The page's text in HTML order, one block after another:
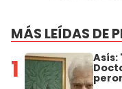
MÁS LEÍDAS DE
1 Asís: